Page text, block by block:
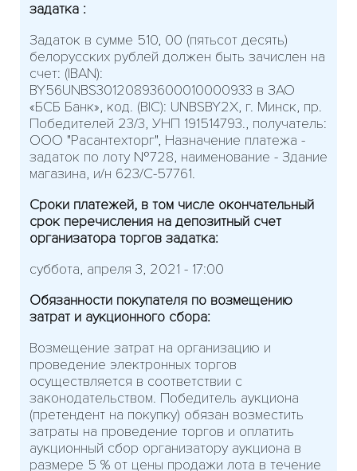
задатка :
Задаток в сумме 510, 00 (пятьсот десять)
белорусских рублей должен быть зачислен на
счет: (IBAN):
BY56UNBS30120893600010000933 в ЗАО
«БСБ Банк», код. (BIC): UNBSBY2X, г. Минск, пр.
Победителей 23/3, УНП 191514793., получатель:
ООО "Расантехторг", Назначение платежа -
задаток по лоту №728, наименование - Здание
магазина, и/н 623/С-57761.
Сроки платежей, в том числе окончательный
срок перечисления на депозитный счет
организатора торгов задатка:
суббота, апреля 3, 2021 - 17:00
Обязанности покупателя по возмещению
затрат и аукционного сбора:
Возмещение затрат на организацию и
проведение электронных торгов
осуществляется в соответствии с
законодательством. Победитель аукциона
(претендент на покупку) обязан возместить
затраты на проведение торгов и оплатить
аукционный сбор организатору аукциона в
размере 5 % от цены продажи лота в течение